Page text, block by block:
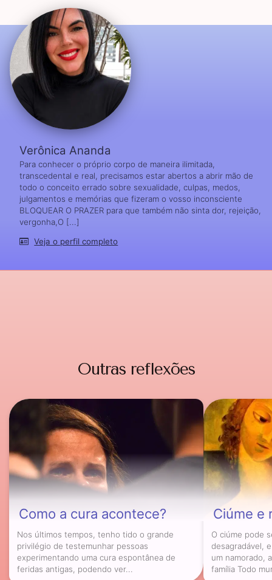
Verônica Ananda
Para conhecer o próprio corpo de maneira ilimitada,
transcedental e real, precisamos estar abertos a abrir mão de
todo o conceito errado sobre sexualidade, culpas, medos,
julgamentos e memórias que fizeram o vosso inconsciente
BLOQUEAR O PRAZER para que também não sinta dor, rejeição,
vergonha,O [...]
Veja o perfil completo
Outras reflexões
Como a cura acontece?
Nos últimos tempos, tenho tido o grande
privilégio de testemunhar pessoas
experimentando uma cura espontânea de
feridas antigas, podendo ver...
Ciúme e
O ciúme pode
desagradável,
um namorado,
família Todo